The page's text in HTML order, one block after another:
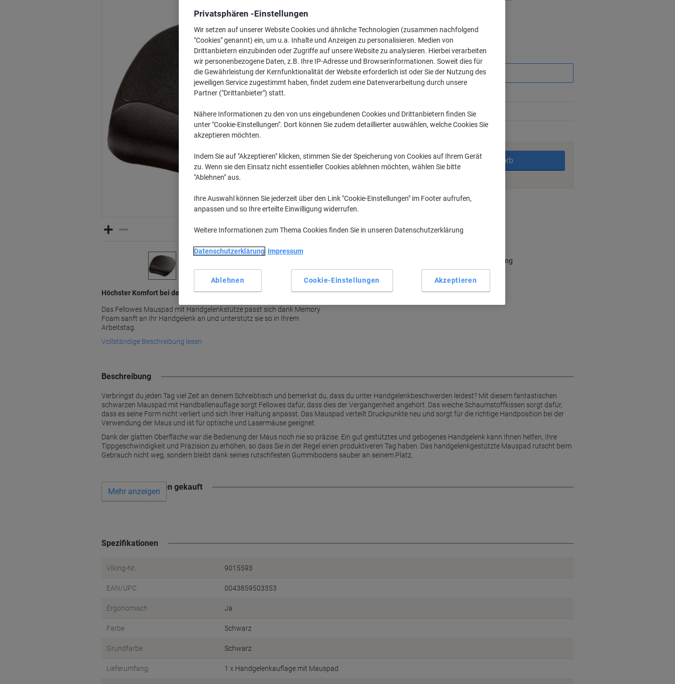
Höchster Komfort bei der Arbeit mit Fellowes
Das Fellowes Mauspad mit Handgelenkstütze passt sich dank Memory
Foam sanft an Ihr Handgelenk an und unterstütz sie so in Ihrem
Arbeitstag.
Vollständige Beschreibung lesen
389,37 € / m exkl. USt
Menge exkl. USt
1Stück 10,89 €
4+ Stück 9,89 € -9%
Menge
In den Warenkorb
Lieferinformationen Zahlungsmöglichkeiten
Haupteigenschaften
Druckpunktentlastung für ergonomische Haltung
Geeignet für optische und Lasermäuse
Mehr anzeigen
Beschreibung
Verbringst du jeden Tag viel Zeit an deinem Schreibtisch und bemerkst du, dass du unter Handgelenkbeschwerden leidest? Mit diesem fantastischen
schwarzen Mauspad mit Handballenauflage sorgt Fellowes dafür, dass dies der Vergangenheit angehört. Das weiche Schaumstoffkissen sorgt dafür,
dass es seine Form nicht verliert und sich Ihrer Haltung anpasst. Das Mauspad verteilt Druckpunkte neu und sorgt für die richtige Handposition bei der
Verwendung der Maus und ist für optische und Lasermäuse geeignet.
Dank der glatten Oberfläche war die Bedienung der Maus noch nie so präzise. Ein gut gestütztes und gebogenes Handgelenk kann Ihnen helfen, Ihre
Tippgeschwindigkeit und Präzision zu erhöhen, so dass Sie in der Regel einen produktiveren Tag haben. Das handgelenkgestützte Mauspad rutscht beim
Gebrauch nicht weg, sondern bleibt dank seines rutschfesten Gummibodens sauber an seinem Platz.
Wird oft zusammen gekauft
Mehr anzeigen
Spezifikationen
Viking-Nr. 9015593
EAN/UPC 0043859503353
Ergonomisch Ja
Farbe Schwarz
Grundfarbe Schwarz
Lieferumfang 1 x Handgelenkauflage mit Mauspad
Privatsphären -Einstellungen
Wir setzen auf unserer Website Cookies und ähnliche Technologien (zusammen nachfolgend
"Cookies" genannt) ein, um u.a. Inhalte und Anzeigen zu personalisieren. Medien von
Drittanbietern einzubinden oder Zugriffe auf unsere Website zu analysieren. Hierbei verarbeiten
wir personenbezogene Daten, z.B. Ihre IP-Adresse und Browserinformationen. Soweit dies für
die Gewährleistung der Kernfunktionalität der Website erforderlich ist oder Sie der Nutzung des
jeweiligen Service zugestimmt haben, findet zudem eine Datenverarbeitung durch unsere
Partner ("Drittanbieter") statt.
Nähere Informationen zu den von uns eingebundenen Cookies und Drittanbietern finden Sie
unter "Cookie-Einstellungen". Dort können Sie zudem detaillierter auswählen, welche Cookies Sie
akzeptieren möchten.
Indem Sie auf "Akzeptieren" klicken, stimmen Sie der Speicherung von Cookies auf Ihrem Gerät
zu. Wenn sie den Einsatz nicht essentieller Cookies ablehnen möchten, wählen Sie bitte
"Ablehnen" aus.
Ihre Auswahl können Sie jederzeit über den Link "Cookie-Einstellungen" im Footer aufrufen,
anpassen und so Ihre erteilte Einwilligung widerrufen.
Weitere Informationen zum Thema Cookies finden Sie in unseren Datenschutzerklärung
Datenschutzerklärung Impressum
Cookie-Einstellungen
Ablehnen Akzeptieren